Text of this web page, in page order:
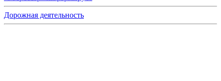
Дорожная деятельность